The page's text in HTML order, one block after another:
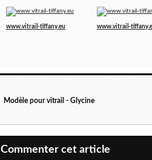
www.vitrail-tiffany.eu
www.vitrail-
Modèle pour vitrail - Glycine
Commenter cet article